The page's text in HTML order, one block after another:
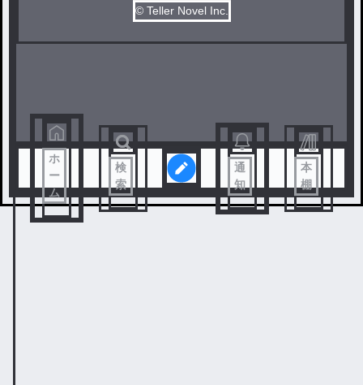
© Teller Novel Inc.
ホ
ー
ム
検
索
通
知
本
棚